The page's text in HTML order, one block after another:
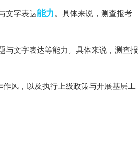
文字表达能力。具体来说，测查报考
与文字表达等能力。具体来说，测查报
风，以及执行上级政策与开展基层工